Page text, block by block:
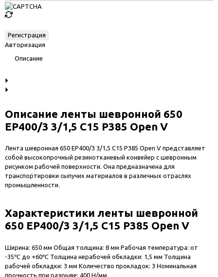
Авторизация
Описание
Описание ленты шевронной 650
EP400/3 3/1,5 C15 P385 Open V
Лента шевронная 650 EP400/3 3/1,5 C15 P385 Open V представляет
собой высокопрочный резинотканевый конвейер с шевронным
рисунком рабочей поверхности. Она предназначена для
транспортировки сыпучих материалов в различных отраслях
промышленности.
Характеристики ленты шевронной
650 EP400/3 3/1,5 C15 P385 Open V
Ширина: 650 мм Общая толщина: 8 мм Рабочая температура: от
-35℃ до +60℃ Толщина нерабочей обкладки: 1,5 мм Толщина
рабочей обкладки: 3 мм Количество прокладок: 3 Номинальная
прочность при разрыве: 400 Н/мм